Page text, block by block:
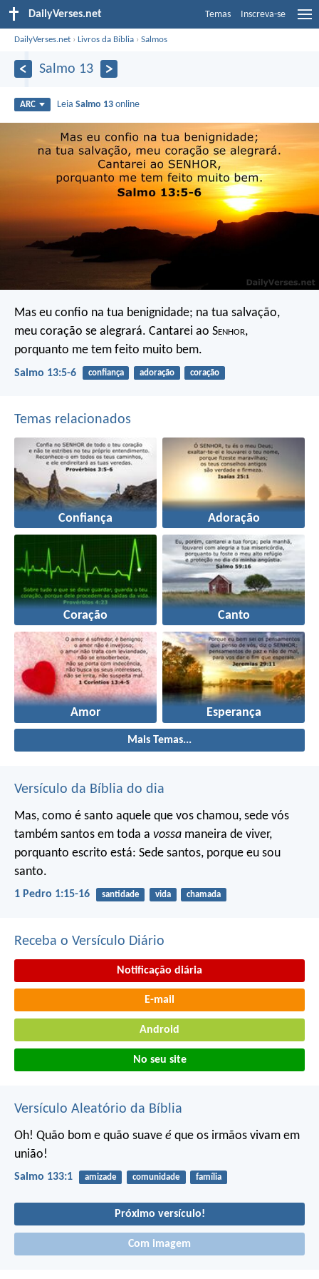
DailyVerses.net Temas Inscreva-se
DailyVerses.net ›Livros da Bíblia ›Salmos
Salmo 13
ARC LeiaSalmo 13 online
Mas eu confio na tua benignidade; na tua salvação,
meu coração se alegrará. Cantarei ao Senhor,
porquanto me tem feito muito bem.
Salmo 13:5-6 confiança adoração coração
Temas relacionados
Confiança Adoração
Coração Canto
Amor Esperança
Mais Temas...
Versículo da Bíblia do dia
Mas, como é santo aquele que vos chamou, sede vós
também santos em toda a vossa maneira de viver,
porquanto escrito está: Sede santos, porque eu sou
santo.
1 Pedro 1:15-16 santidade vida chamada
Receba o Versículo Diário
Notificação diária
E-mail
Android
No seu site
Versículo Aleatório da Bíblia
Oh! Quão bom e quão suave é que os irmãos vivam em
união!
Salmo 133:1 amizade comunidade família
Próximo versículo!
Com imagem